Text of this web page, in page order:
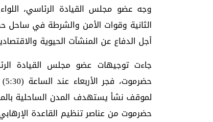
وجه عضو مجلس القيادة الرئاسي،
الثانية وقوات الأمن والشرطة في ساحل
أجل الدفاع عن المنشآت الحيوية والاقتصادية
جاءت توجيهات عضو مجلس القيادة
لموقف نشأ يستهدف المدن الساحلية
حضرموت من عناصر تنظيم القاعدة